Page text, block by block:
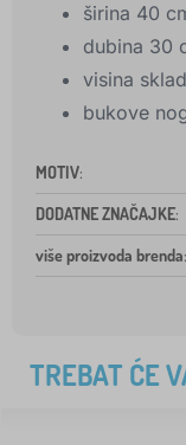
širina 40
dubina 30
visina
bukove
MOTIV:
DODATNE ZNAČAJKE:
više proizvoda brenda:
TREBAT ĆE